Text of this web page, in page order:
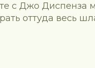
с Джо Диспенза
оттуда весь